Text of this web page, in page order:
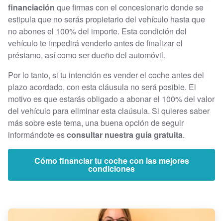
financiación que firmas con el concesionario donde se
estipula que no serás propietario del vehículo hasta que
no abones el 100% del importe. Esta condición del
vehículo te impedirá venderlo antes de finalizar el
préstamo, así como ser dueño del automóvil.
Por lo tanto, si tu intención es vender el coche antes del
plazo acordado, con esta cláusula no será posible. El
motivo es que estarás obligado a abonar el 100% del valor
del vehículo para eliminar esta claúsula. Si quieres saber
más sobre este tema, una buena opción de seguir
informándote esconsultar nuestra guía gratuita.
Cómo financiar tu coche con las mejores
condiciones